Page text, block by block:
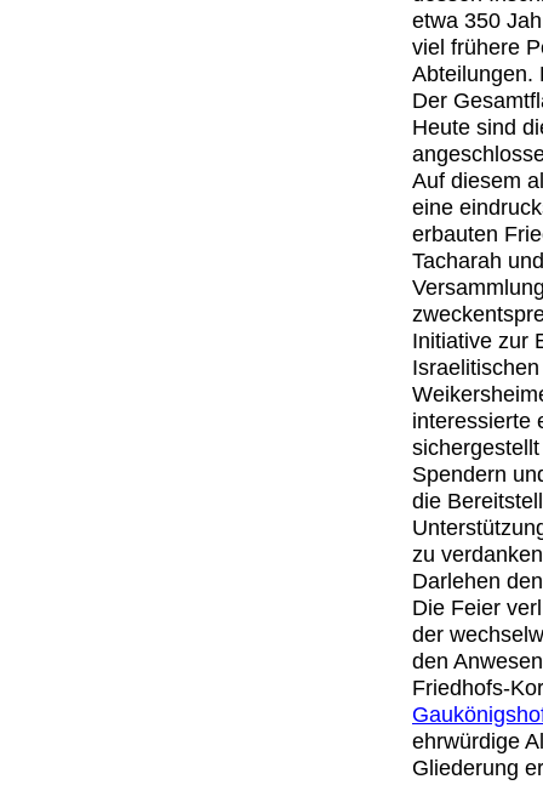
etwa 350
viel frühere
Abteilungen.
Der
Heute sind
Auf diesem
eine
erbauten
Tacharah
Initiative zur
interessierte
Spendern
die
zu
Darlehen
Die Feier
der
den
Friedhofs-
ehrwürdige
Gliederung